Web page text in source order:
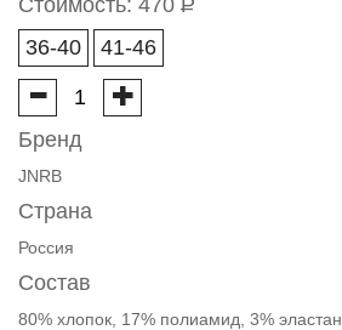
Стоимость: 470 Р
36-40
41-46
Бренд
JNRB
Страна
Россия
Состав
80% хлопок, 17% полиамид, 3% эластан